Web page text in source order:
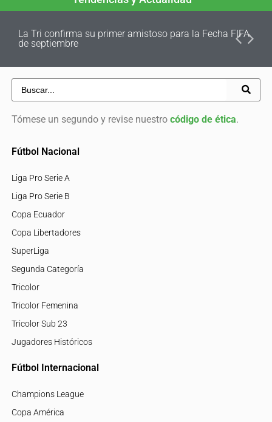
La Tri confirma su primer amistoso para la Fecha FIFA
de septiembre
Tómese un segundo y revise nuestro código de ética.
Fútbol Nacional
Liga Pro Serie A
Liga Pro Serie B
Copa Ecuador
Copa Libertadores
SuperLiga
Segunda Categoría
Tricolor
Tricolor Femenina
Tricolor Sub 23
Jugadores Históricos
Fútbol Internacional
Champions League
Copa América